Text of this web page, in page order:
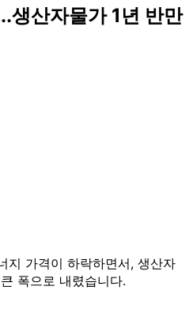
생산자물가 1년 반만
지 가격이 하락하면서, 생산자
폭으로 내렸습니다.